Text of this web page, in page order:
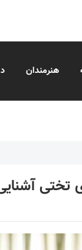
هنرمندان
تختی